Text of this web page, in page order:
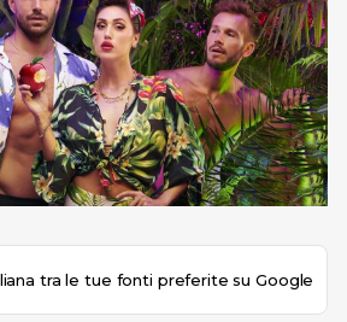
tra le tue fonti preferite su Google